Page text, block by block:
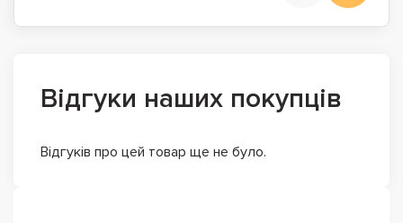
Відгуки наших покупців
Відгуків про цей товар ще не було.